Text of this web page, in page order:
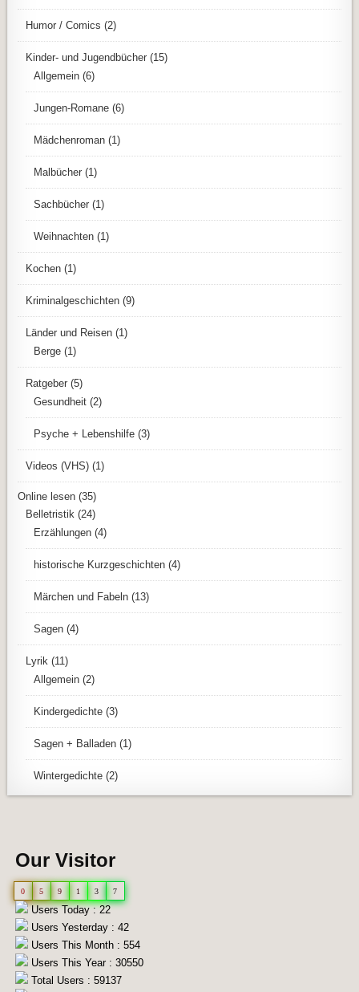
Humor / Comics (2)
Kinder- und Jugendbücher (15)
Allgemein (6)
Jungen-Romane (6)
Mädchenroman (1)
Malbücher (1)
Sachbücher (1)
Weihnachten (1)
Kochen (1)
Kriminalgeschichten (9)
Länder und Reisen (1)
Berge (1)
Ratgeber (5)
Gesundheit (2)
Psyche + Lebenshilfe (3)
Videos (VHS) (1)
Online lesen (35)
Belletristik (24)
Erzählungen (4)
historische Kurzgeschichten (4)
Märchen und Fabeln (13)
Sagen (4)
Lyrik (11)
Allgemein (2)
Kindergedichte (3)
Sagen + Balladen (1)
Wintergedichte (2)
Our Visitor
0 5 9 1 3 7
Users Today : 22
Users Yesterday : 42
Users This Month : 554
Users This Year : 30550
Total Users : 59137